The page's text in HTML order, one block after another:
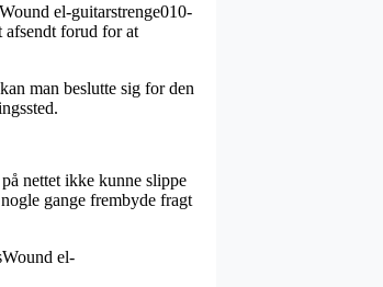
el-guitarstrenge010-
afsendt forud for at
man beslutte sig for den
nettet ikke kunne slippe
gange frembyde fragt
el-